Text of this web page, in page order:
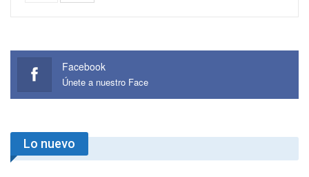
Facebook
Únete a nuestro Face
Lo nuevo